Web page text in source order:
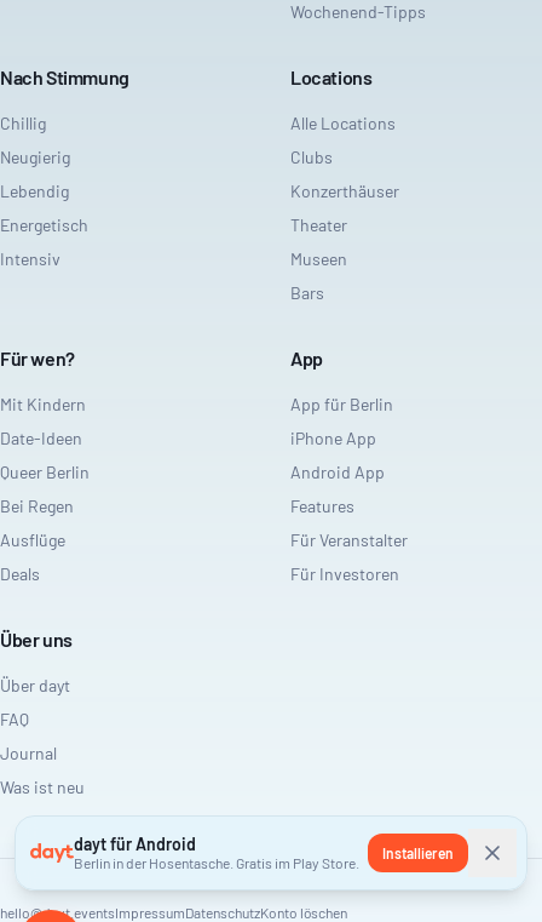
Wochenend-Tipps
Nach Stimmung
Chillig
Neugierig
Lebendig
Energetisch
Intensiv
Locations
Alle Locations
Clubs
Konzerthäuser
Theater
Museen
Bars
Für wen?
Mit Kindern
Date-Ideen
Queer Berlin
Bei Regen
Ausflüge
Deals
App
App für Berlin
iPhone App
Android App
Features
Für Veranstalter
Für Investoren
Über uns
Über dayt
FAQ
Journal
Was ist neu
hello@dayt.eventsImpressumDatenschutzKonto löschen
dayt für Android
Berlin in der Hosentasche. Gratis im Play Store.
Installieren